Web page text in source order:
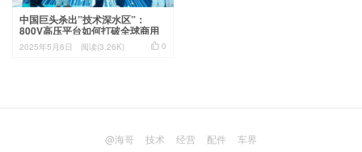
中国巨头杀出”技术深水区”：
800V高压平台如何打破全球商用
车百年困局？  0
2025年5月6日 阅读(3.26K)
@海哥 技术 经营 配件
车界